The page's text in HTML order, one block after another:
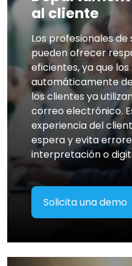
al cliente
Los profesionales
pueden ofrecer
eficientes, ya que
automáticamente
los clientes ya
correo electrónico.
experiencia del
espera y evita
interpretación o
Solicita una demo